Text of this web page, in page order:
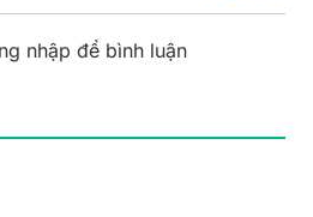
nhập để bình luận